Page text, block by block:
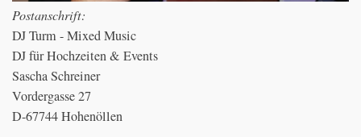
Postanschrift:
DJ Turm - Mixed Music
DJ für Hochzeiten & Events
Sascha Schreiner
Vordergasse 27
D-67744 Hohenöllen